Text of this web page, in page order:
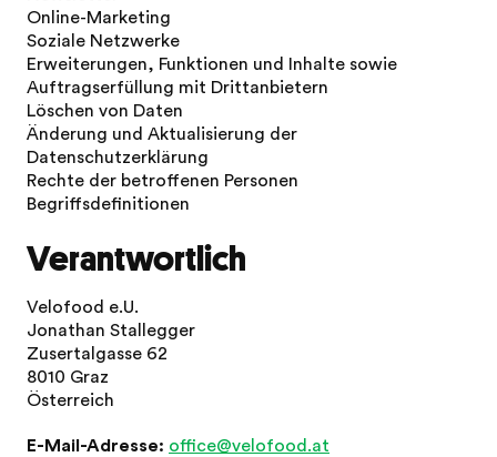
Online-Marketing
Soziale Netzwerke
Erweiterungen, Funktionen und Inhalte sowie
Auftragserfüllung mit Drittanbietern
Löschen von Daten
Änderung und Aktualisierung der
Datenschutzerklärung
Rechte der betroffenen Personen
Begriffsdefinitionen
Verantwortlich
Velofood e.U.
Jonathan Stallegger
Zusertalgasse 62
8010 Graz
Österreich
E-Mail-Adresse: office@velofood.at